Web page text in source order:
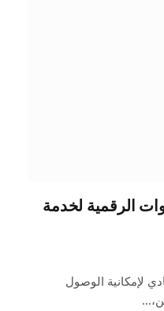
الرقمية لخدمة
لإمكانية الوصول